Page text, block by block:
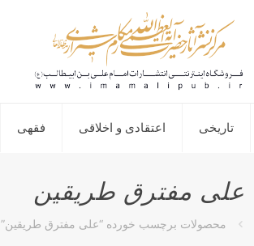
تاریخی اعتقادی و اخلاقی فقهی
علی مفترق طریقین
محصولات برچسب خورده “علی مفترق طریقین”